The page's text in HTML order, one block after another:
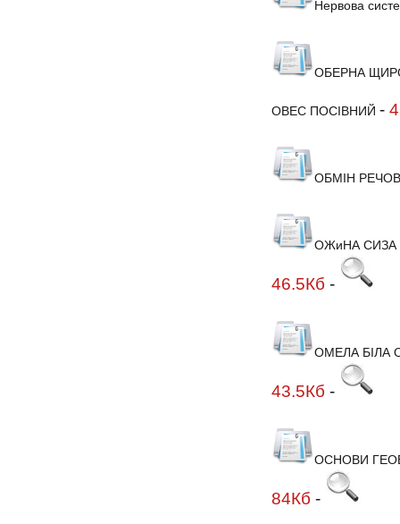
Нервова
ОБЕРНА
ОВЕС ПОСІВНИЙ -
ОБМІН
ОЖиНА
46.5Кб -
ОМЕЛА БІЛА
43.5Кб -
ОСНОВИ
84Кб -